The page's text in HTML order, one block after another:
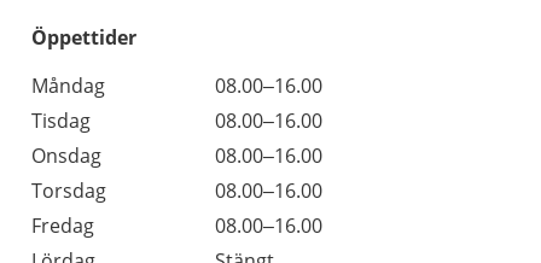
Öppettider
Dag
Öppettider
Kommentarer
Måndag
08.00–16.00
Tisdag
08.00–16.00
Onsdag
08.00–16.00
Torsdag
08.00–16.00
Fredag
08.00–16.00